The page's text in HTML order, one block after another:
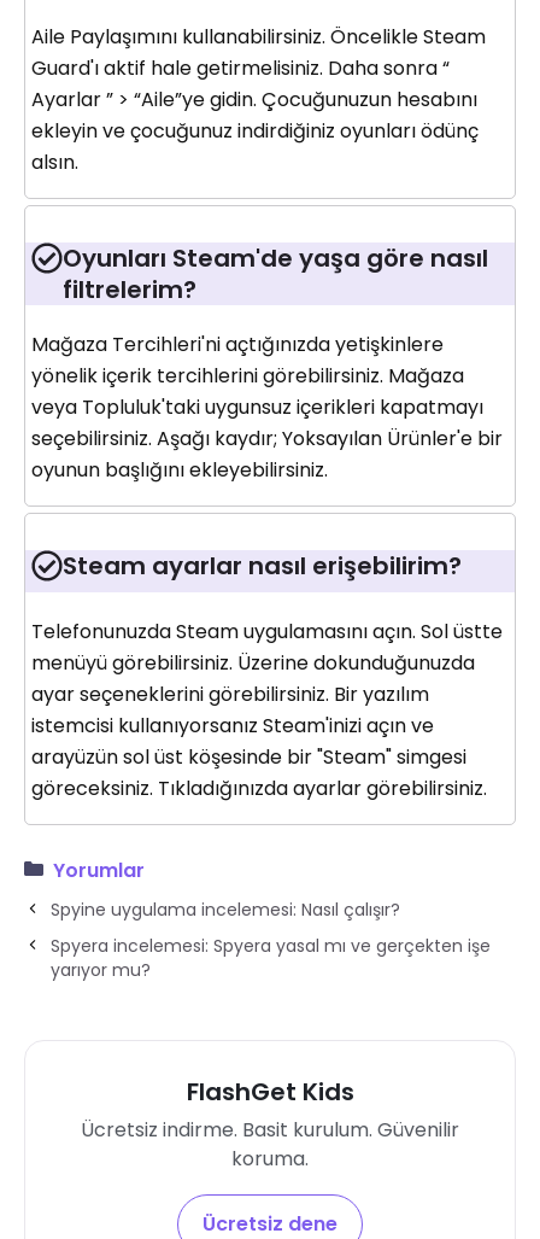
Aile Paylaşımını kullanabilirsiniz. Öncelikle Steam
Guard'ı aktif hale getirmelisiniz. Daha sonra “
Ayarlar ” > “Aile”ye gidin. Çocuğunuzun hesabını
ekleyin ve çocuğunuz indirdiğiniz oyunları ödünç
alsın.
Oyunları Steam'de yaşa göre nasıl
filtrelerim?
Mağaza Tercihleri'ni açtığınızda yetişkinlere
yönelik içerik tercihlerini görebilirsiniz. Mağaza
veya Topluluk'taki uygunsuz içerikleri kapatmayı
seçebilirsiniz. Aşağı kaydır; Yoksayılan Ürünler'e bir
oyunun başlığını ekleyebilirsiniz.
Steam ayarlar nasıl erişebilirim?
Telefonunuzda Steam uygulamasını açın. Sol üstte
menüyü görebilirsiniz. Üzerine dokunduğunuzda
ayar seçeneklerini görebilirsiniz. Bir yazılım
istemcisi kullanıyorsanız Steam'inizi açın ve
arayüzün sol üst köşesinde bir "Steam" simgesi
göreceksiniz. Tıkladığınızda ayarlar görebilirsiniz.
Yorumlar
Spyine uygulama incelemesi: Nasıl çalışır?
Spyera incelemesi: Spyera yasal mı ve gerçekten işe
yarıyor mu?
FlashGet Kids
Ücretsiz indirme. Basit kurulum. Güvenilir
koruma.
Ücretsiz dene